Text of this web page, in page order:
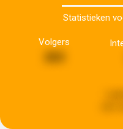
Statistieken
Volgers